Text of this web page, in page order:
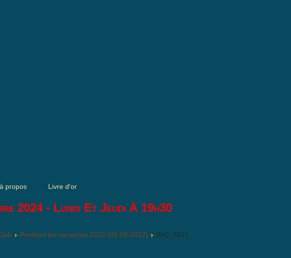
à propos
Livre d'or
2024 - Lundi Et Jeudi À 19h30
Pendant les vacances 2012 (03-09-2012) IMG_6241